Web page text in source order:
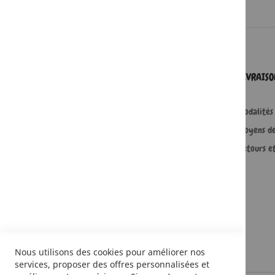
Moyens
Retours
Nous utilisons des cookies pour améliorer nos
services, proposer des offres personnalisées et